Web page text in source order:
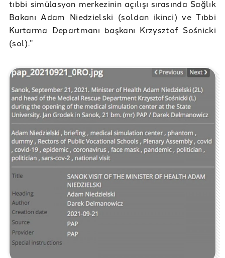
tıbbi simülasyon merkezinin açılışı sırasında Sağlık
Bakanı Adam Niedzielski (soldan ikinci) ve Tıbbi
Kurtarma Departmanı başkanı Krzysztof Sośnicki
(sol).”